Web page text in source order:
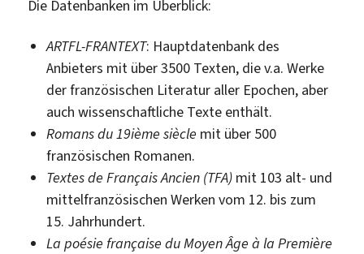
Die Datenbanken im Überblick:
ARTFL-FRANTEXT: Hauptdatenbank des
Anbieters mit über 3500 Texten, die v.a. Werke
der französischen Literatur aller Epochen, aber
auch wissenschaftliche Texte enthält.
Romans du 19ième siècle mit über 500
französischen Romanen.
Textes de Français Ancien (TFA)mit 103 alt- und
mittelfranzösischen Werken vom 12. bis zum
15. Jahrhundert.
La poésie française du Moyen Âge à la Première